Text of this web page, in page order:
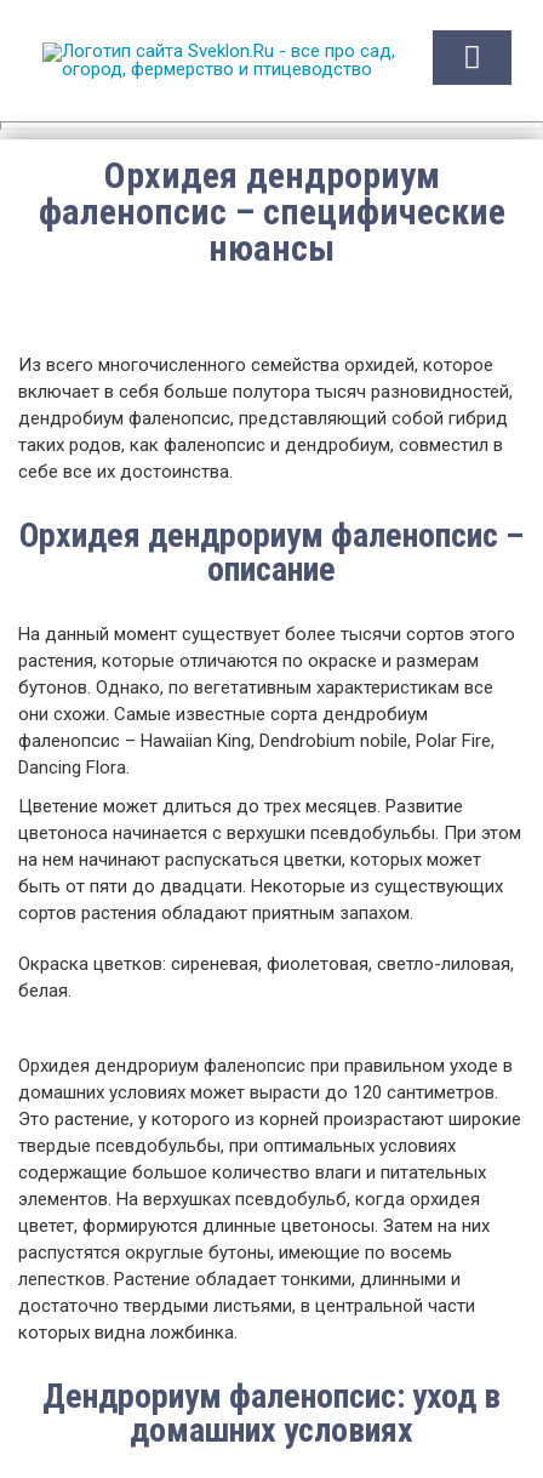
Sveklon.Ru – все про сад,
огород, фермерство и
птицеводство
Орхидея дендрориум
фаленопсис – специфические
нюансы
Из всего многочисленного семейства орхидей, которое
включает в себя больше полутора тысяч разновидностей,
дендробиум фаленопсис, представляющий собой гибрид
таких родов, как фаленопсис и дендробиум, совместил в
себе все их достоинства.
Орхидея дендрориум фаленопсис –
описание
На данный момент существует более тысячи сортов этого
растения, которые отличаются по окраске и размерам
бутонов. Однако, по вегетативным характеристикам все
они схожи. Самые известные сорта дендробиум
фаленопсис – Hawaiian King, Dendrobium nobile, Polar Fire,
Dancing Flora.
Цветение может длиться до трех месяцев. Развитие
цветоноса начинается с верхушки псевдобульбы. При этом
на нем начинают распускаться цветки, которых может
быть от пяти до двадцати. Некоторые из существующих
сортов растения обладают приятным запахом.
Окраска цветков: сиреневая, фиолетовая, светло-лиловая,
белая.
Орхидея дендрориум фаленопсис при правильном уходе в
домашних условиях может вырасти до 120 сантиметров.
Это растение, у которого из корней произрастают широкие
твердые псевдобульбы, при оптимальных условиях
содержащие большое количество влаги и питательных
элементов. На верхушках псевдобульб, когда орхидея
цветет, формируются длинные цветоносы. Затем на них
распустятся округлые бутоны, имеющие по восемь
лепестков. Растение обладает тонкими, длинными и
достаточно твердыми листьями, в центральной части
которых видна ложбинка.
Дендрориум фаленопсис: уход в
домашних условиях